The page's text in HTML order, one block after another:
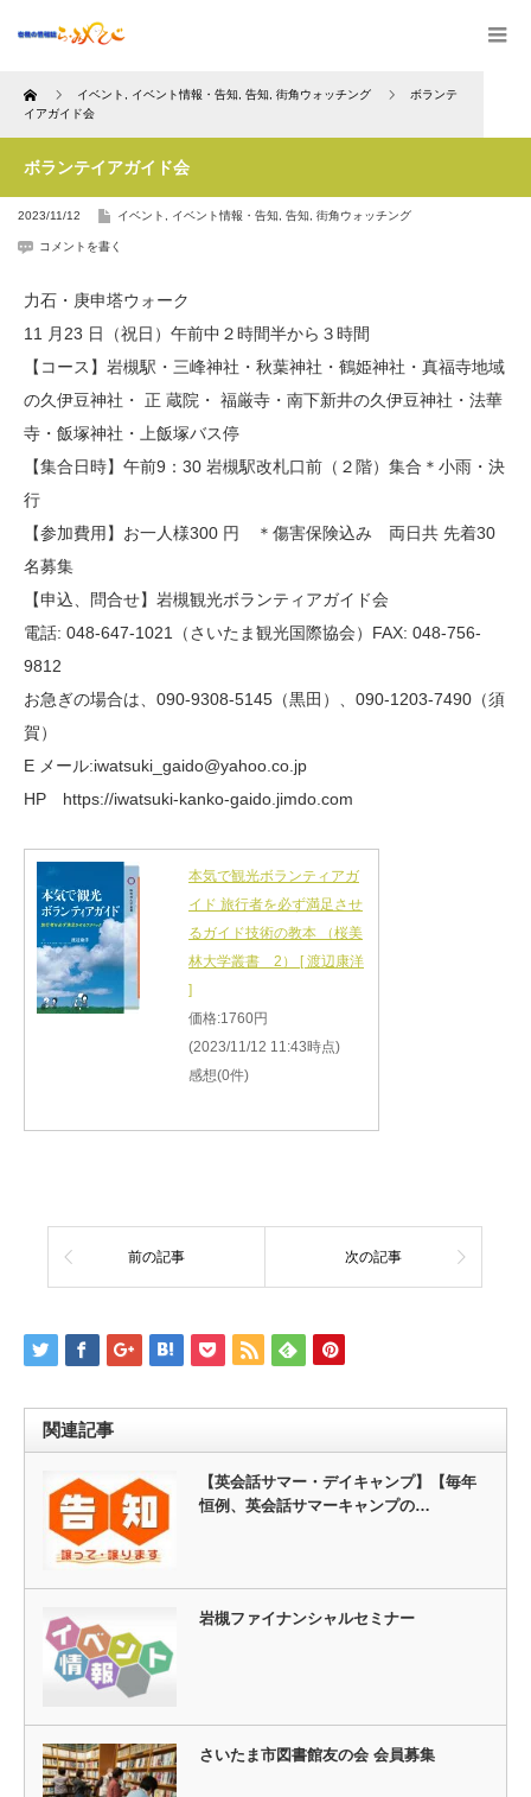
Home イベント イベント情報・告知 告知 街角ウォッチング
ボランテ
イアガイド会
ボランテイアガイド会
2023/11/12 イベント イベント情報・告知 告知 街角ウォッチング
コメントを書く
力石・庚申塔ウォーク
11 月23 日（祝日）午前中２時間半から３時間
【コース】岩槻駅・三峰神社・秋葉神社・鶴姫神社・真福寺地域
の久伊豆神社・ 正 蔵院・ 福厳寺・南下新井の久伊豆神社・法華
寺・飯塚神社・上飯塚バス停
【集合日時】午前9：30 岩槻駅改札口前（２階）集合＊小雨・決
行
【参加費用】お一人様300 円 ＊傷害保険込み 両日共 先着30
名募集
【申込、問合せ】岩槻観光ボランティアガイド会
電話: 048-647-1021（さいたま観光国際協会）FAX: 048-756-
9812
お急ぎの場合は、090-9308-5145（黒田）、090-1203-7490（須
賀）
E メール:iwatsuki_gaido@yahoo.co.jp
HP https://iwatsuki-kanko-gaido.jimdo.com
本気で観光ボランティアガ
イド 旅行者を必ず満足させ
るガイド技術の教本 （桜美
林大学叢書 2） [ 渡辺康洋
]
価格:1760円
(2023/11/12 11:43時点)
感想(0件)
前の記事 次の記事
関連記事
【英会話サマー・デイキャンプ】【毎年
恒例、英会話サマーキャンプの…
岩槻ファイナンシャルセミナー
さいたま市図書館友の会 会員募集